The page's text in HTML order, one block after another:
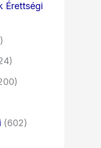
Érettségi
(602)